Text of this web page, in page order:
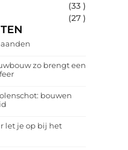
(33 )
(27 )
zo brengt een
bouwen
let je op bij het